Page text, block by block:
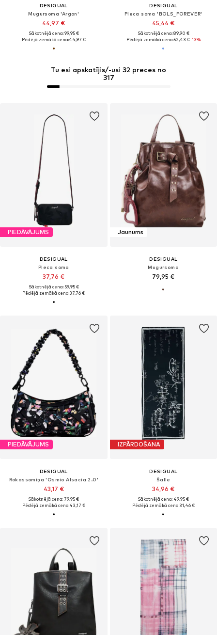
DESIGUAL
Mugursoma 'Argon'
44,97 €
Sākotnējā cena: 99,95 €
Pēdējā zemākā cena:44,97 €
DESIGUAL
Pleca soma 'BOLS_FOREVER'
45,44 €
Sākotnējā cena: 89,90 €
Pēdējā zemākā cena:52,43 €-13%
Tu esi apskatījis/-usi 32 preces no
317
PIEDĀVĀJUMS
DESIGUAL
Pleca soma
37,76 €
Sākotnējā cena: 59,95 €
Pēdējā zemākā cena:37,76 €
Jaunums
DESIGUAL
Mugursoma
79,95 €
PIEDĀVĀJUMS
DESIGUAL
Rokassomiņa 'Osmio Alsacia 2.0'
43,17 €
Sākotnējā cena: 79,95 €
Pēdējā zemākā cena:43,17 €
IZPĀRDOŠANA
DESIGUAL
Šalle
34,96 €
Sākotnējā cena: 49,95 €
Pēdējā zemākā cena:31,46 €